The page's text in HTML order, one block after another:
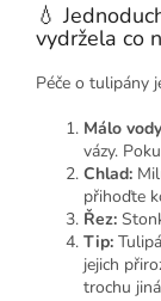
💧
vydržela co
Péče o tulipány
Málo
vázy.
Chlad:
přihoďte
Řez:
Tip:
jejich
trochu